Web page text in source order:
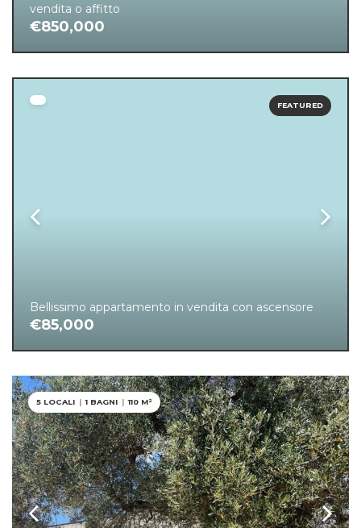
vendita o affitto
€850,000
Bellissimo appartamento in vendita con ascensore
€85,000
FEATURED
5 LOCALI | 1 BAGNI | 110 M²